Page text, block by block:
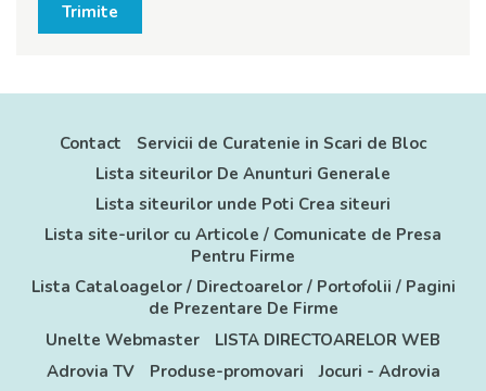
Trimite
Contact
Servicii de Curatenie in Scari de Bloc
Lista siteurilor De Anunturi Generale
Lista siteurilor unde Poti Crea siteuri
Lista site-urilor cu Articole / Comunicate de Presa
Pentru Firme
Lista Cataloagelor / Directoarelor / Portofolii / Pagini
de Prezentare De Firme
Unelte Webmaster
LISTA DIRECTOARELOR WEB
Adrovia TV
Produse-promovari
Jocuri - Adrovia